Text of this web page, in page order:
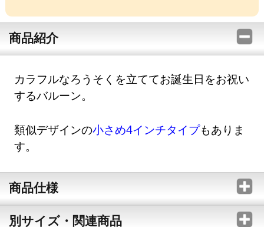
商品紹介
カラフルなろうそくを立ててお誕生日をお祝い
するバルーン。
類似デザインの小さめ4インチタイプもありま
す。
商品仕様
別サイズ・関連商品